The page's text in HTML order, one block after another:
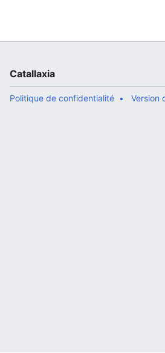
Catallaxia
Politique de confidentialité Version